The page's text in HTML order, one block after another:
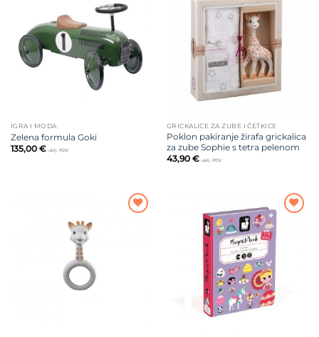
Dodajte
na listu
IGRA I MODA
Zelena formula Goki
135,00 € uklj. PDV
Dodajte
GRICKALICE ZA ZUBE I ČETKICE
Poklon pakiranje žirafa grickalica
za zube Sophie s tetra pelenom
43,90 € uklj. PDV